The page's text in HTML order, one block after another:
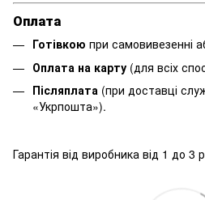
Оплата
Готівкою при самовивезенні
Оплата на карту (для всіх
Післяплата (при доставці
«Укрпошта»).
Гарантія від виробника від 1 до 3